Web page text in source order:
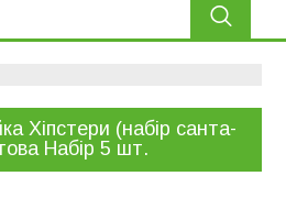
Хіпстери (набір санта-
Набір 5 шт.